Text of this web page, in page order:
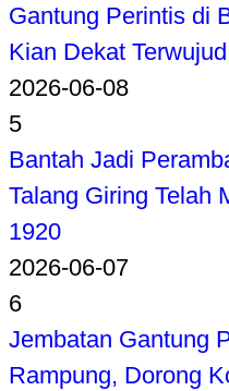
Gantung Perintis di
Kian Dekat Terwujud
2026-06-08
5
Bantah Jadi
Talang Giring Telah
1920
2026-06-07
6
Jembatan Gantung
Rampung, Dorong